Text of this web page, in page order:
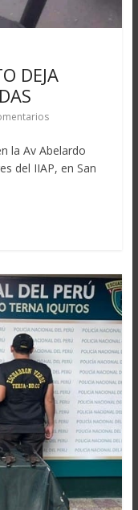
DEJA
la Av Abelardo
del IIAP, en San